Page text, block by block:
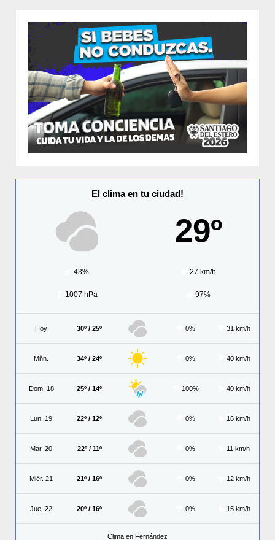
El clima en tu ciudad!
29º
43% 27 km/h
1007 hPa 97%
Hoy 30º / 25º 0% 31 km/h
Mñn. 34º / 24º 0% 40 km/h
Dom. 18 25º / 14º 100% 40 km/h
Lun. 19 22º / 12º 0% 16 km/h
Mar. 20 22º / 11º 0% 11 km/h
Miér. 21 21º / 16º 0% 12 km/h
Jue. 22 20º / 16º 0% 15 km/h
Clima en Fernández